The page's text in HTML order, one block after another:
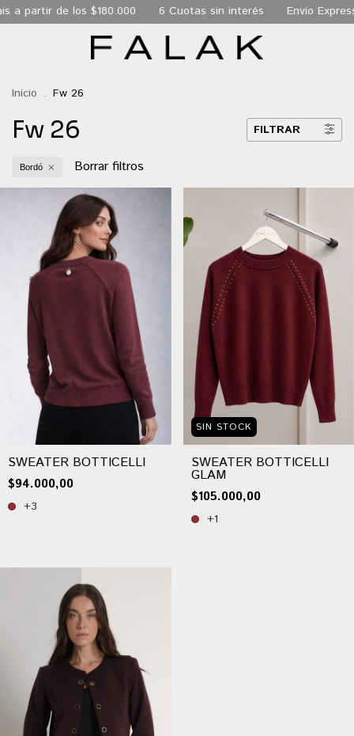
partir de los $180.000 6 Cuotas sin interés Envio
Inicio . Fw 26
Fw 26 FILTRAR
Bordó Borrar filtros
SWEATER BOTTICELLI
$94.000,00
+3
SIN STOCK
SWEATER BOTTICELLI
GLAM
$105.000,00
+1